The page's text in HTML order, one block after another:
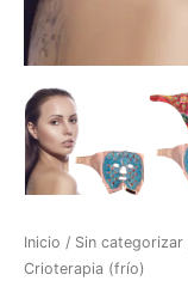
Inicio / Sin categorizar
Crioterapia (frío)